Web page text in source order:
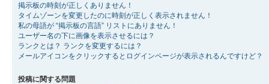
掲示板の時刻が正しくありません！
タイムゾーンを変更したのに時刻が正しく表示されません！
私の母語が “掲示板の言語” リストにありません！
ユーザー名の下に画像を表示させるには？
ランクとは？ ランクを変更するには？
メールアイコンをクリックするとログインページが表示されるんですけど？
投稿に関する問題